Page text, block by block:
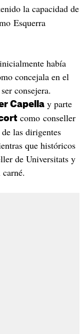
la capacidad de
Esquerra
había
concejala en el
consejera.
Capellay parte
como conseller
las dirigentes
que históricos
de Universitats y